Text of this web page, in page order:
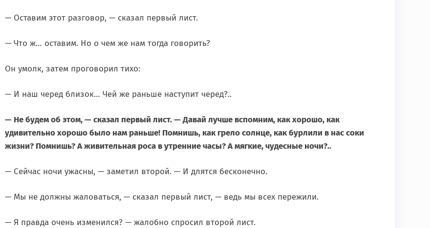
— Оставим этот разговор, — сказал первый лист.
— Что ж… оставим. Но о чем же нам тогда говорить?
Он умолк, затем проговорил тихо:
— И наш черед близок… Чей же раньше наступит черед?..
— Не будем об этом, — сказал первый лист. — Давай лучше вспомним, как хорошо, как
удивительно хорошо было нам раньше! Помнишь, как грело солнце, как бурлили в нас соки
жизни? Помнишь? А живительная роса в утренние часы? А мягкие, чудесные ночи?..
— Сейчас ночи ужасны, — заметил второй. — И длятся бесконечно.
— Мы не должны жаловаться, — сказал первый лист, — ведь мы всех пережили.
— Я правда очень изменился? — жалобно спросил второй лист.